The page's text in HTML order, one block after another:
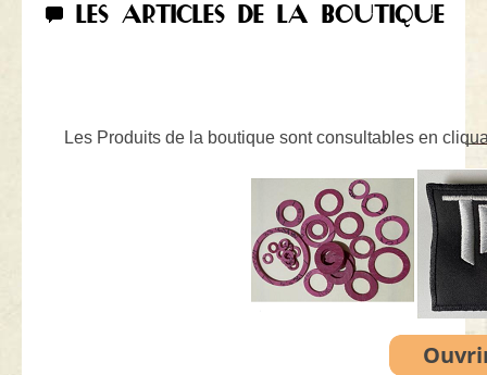
LES ARTICLES DE LA BOUTIQUE
Les Produits de la boutique sont consultables en